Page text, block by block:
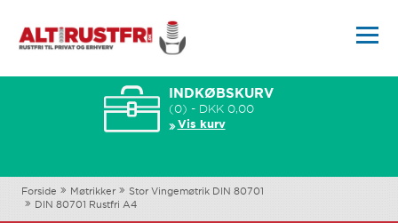
INDKØBSKURV
(0) - DKK 0,00
Vis kurv
Forside Møtrikker
Stor Vingemøtrik DIN 80701
DIN 80701 Rustfri A4